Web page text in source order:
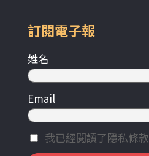
訂閱電子報
姓名
Email
我已經閱讀了隱私條款